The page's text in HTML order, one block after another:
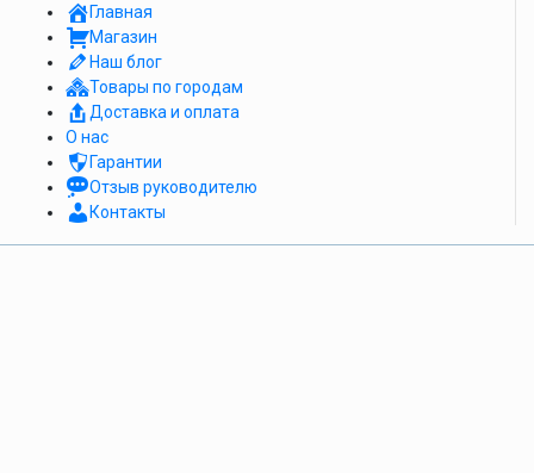
Главная
Магазин
Наш блог
Товары по городам
Доставка и оплата
О нас
Гарантии
Отзыв руководителю
Контакты